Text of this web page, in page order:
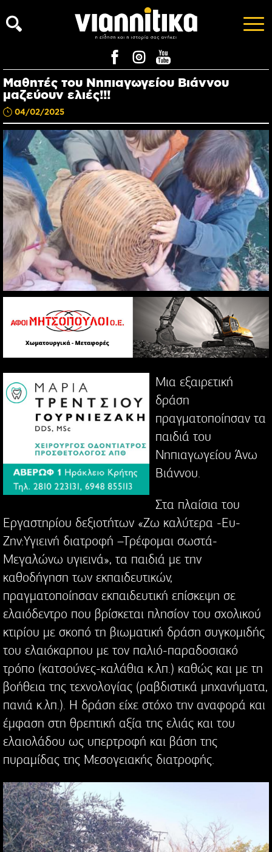
Μαθητές του Νηπιαγωγείου Βιάννου
μαζεύουν ελιές!!!
04/02/2025
Μια εξαιρετική
δράση
πραγματοποίησαν τα
παιδιά του
Νηπιαγωγείου Άνω
Βιάννου.
Στα πλαίσια του
Εργαστηρίου δεξιοτήτων «Ζω καλύτερα -Ευ-
Ζην:Υγιεινή διατροφή –Τρέφομαι σωστά-
Μεγαλώνω υγιεινά», τα παιδιά με την
καθοδήγηση των εκπαιδευτικών,
πραγματοποίησαν εκπαιδευτική επίσκεψη σε
ελαιόδεντρο που βρίσκεται πλησίον του σχολικού
κτιρίου με σκοπό τη βιωματική δράση συγκομιδής
του ελαιόκαρπου με τον παλιό-παραδοσιακό
τρόπο (κατσούνες-καλάθια κ.λπ.) καθώς και με τη
βοήθεια της τεχνολογίας (ραβδιστικά μηχανήματα,
πανιά κ.λπ.). Η δράση είχε στόχο την αναφορά και
έμφαση στη θρεπτική αξία της ελιάς και του
ελαιολάδου ως υπερτροφή και βάση της
πυραμίδας της Μεσογειακής διατροφής.